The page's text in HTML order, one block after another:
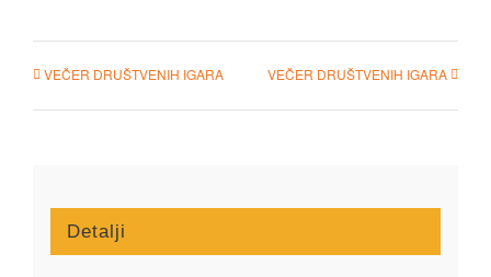
VEČER DRUŠTVENIH IGARA VEČER DRUŠTVENIH IGARA
Detalji